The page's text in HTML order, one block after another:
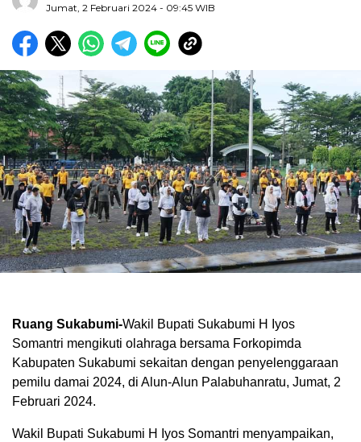
Jumat, 2 Februari 2024 - 09:45 WIB
Ruang Sukabumi-Wakil Bupati Sukabumi H Iyos
Somantri mengikuti olahraga bersama Forkopimda
Kabupaten Sukabumi sekaitan dengan penyelenggaraan
pemilu damai 2024, di Alun-Alun Palabuhanratu, Jumat, 2
Februari 2024.
Wakil Bupati Sukabumi H Iyos Somantri menyampaikan,